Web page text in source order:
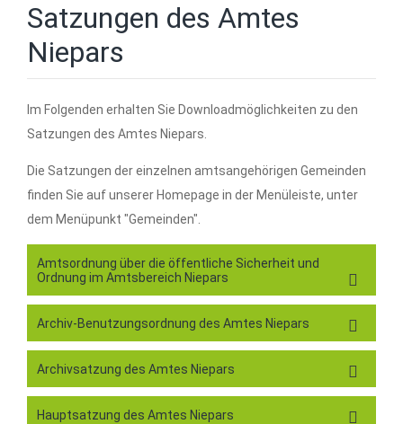
Satzungen des Amtes
Niepars
Im Folgenden erhalten Sie Downloadmöglichkeiten zu den
Satzungen des Amtes Niepars.
Die Satzungen der einzelnen amtsangehörigen Gemeinden
finden Sie auf unserer Homepage in der Menüleiste, unter
dem Menüpunkt "Gemeinden".
Amtsordnung über die öffentliche Sicherheit und
Ordnung im Amtsbereich Niepars
Archiv-Benutzungsordnung des Amtes Niepars
Archivsatzung des Amtes Niepars
Hauptsatzung des Amtes Niepars